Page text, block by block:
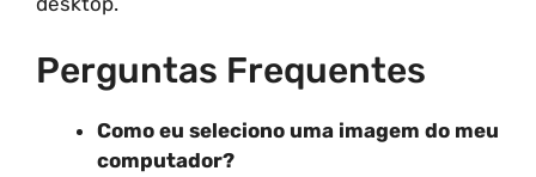
Perguntas Frequentes
Como eu seleciono uma imagem do meu
computador?